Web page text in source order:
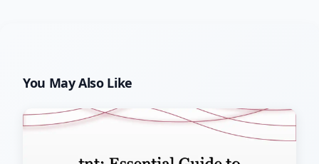
You May Also Like